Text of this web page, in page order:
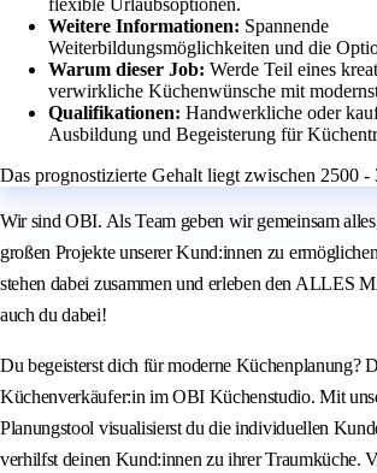
flexible Urlaubsoptionen.
Weitere Informationen: Spannende
Weiterbildungsmöglichkeiten und die
Warum dieser Job: Werde Teil eines
verwirkliche Küchenwünsche mit
Qualifikationen: Handwerkliche oder
Ausbildung und Begeisterung für
Das prognostizierte Gehalt liegt zwischen 2500
Wir sind OBI. Als Team geben wir gemeinsam
großen Projekte unserer Kund:innen zu
stehen dabei zusammen und erleben den ALLES
auch du dabei!
Du begeisterst dich für moderne Küchenplanung?
Küchenverkäufer:in im OBI Küchenstudio. Mit
Planungstool visualisierst du die individuellen
verhilfst deinen Kund:innen zu ihrer Traumküche.